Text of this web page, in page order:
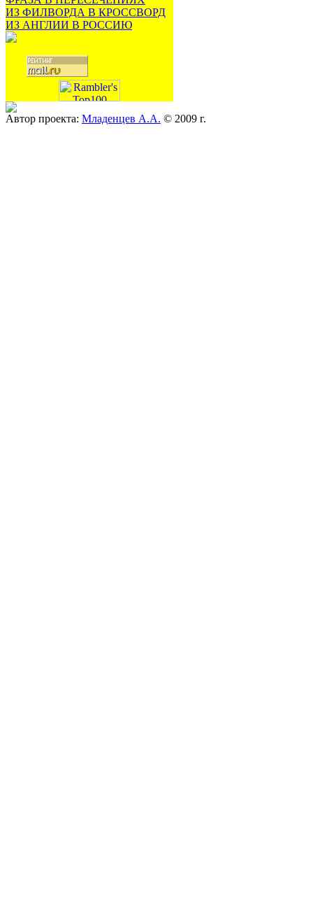
ИЗ ФИЛВОРДА В КРОССВОРД
ИЗ АНГЛИИ В РОССИЮ
Автор проекта: Младенцев А.А. © 2009 г.